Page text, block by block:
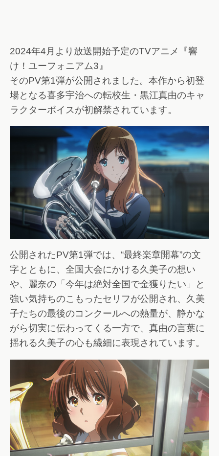
2024年4月より放送開始予定のTVアニメ『響
け！ユーフォニアム3』
そのPV第1弾が公開されました。本作から初登
場となる喜多宇治への転校生・黒江真由のキャ
ラクターボイスが初解禁されています。
公開されたPV第1弾では、“最終楽章開幕”の文
字とともに、全国大会にかける久美子の想い
や、麗奈の「今年は絶対全国で金獲りたい」と
強い気持ちのこもったセリフが公開され、久美
子たちの最後のコンクールへの熱量が、静かな
がら切実に伝わってくる一方で、真由の言葉に
揺れる久美子の心も繊細に表現されています。